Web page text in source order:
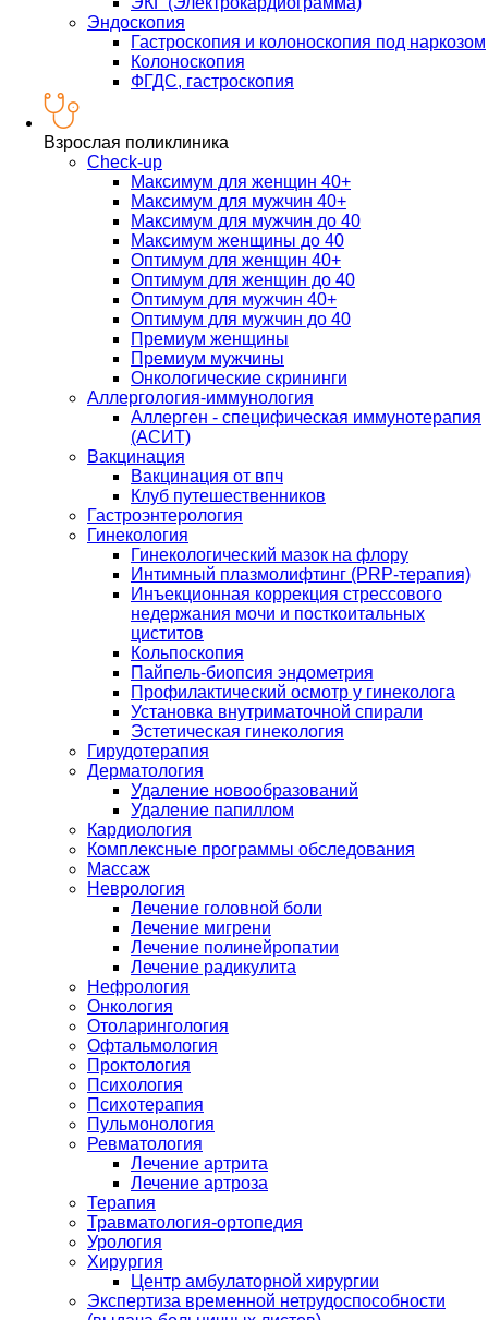
Эндоскопия
Гастроскопия и колоноскопия под наркозом
Колоноскопия
ФГДС, гастроскопия
Взрослая поликлиника
Check-up
Максимум для женщин 40+
Максимум для мужчин 40+
Максимум для мужчин до 40
Максимум женщины до 40
Оптимум для женщин 40+
Оптимум для женщин до 40
Оптимум для мужчин 40+
Оптимум для мужчин до 40
Премиум женщины
Премиум мужчины
Онкологические скрининги
Аллергология-иммунология
Аллерген - специфическая иммунотерапия
(АСИТ)
Вакцинация
Вакцинация от впч
Клуб путешественников
Гастроэнтерология
Гинекология
Гинекологический мазок на флору
Интимный плазмолифтинг (PRP-терапия)
Инъекционная коррекция стрессового
недержания мочи и посткоитальных
циститов
Кольпоскопия
Пайпель-биопсия эндометрия
Профилактический осмотр у гинеколога
Установка внутриматочной спирали
Эстетическая гинекология
Гирудотерапия
Дерматология
Удаление новообразований
Удаление папиллом
Кардиология
Комплексные программы обследования
Массаж
Неврология
Лечение головной боли
Лечение мигрени
Лечение полинейропатии
Лечение радикулита
Нефрология
Онкология
Отоларингология
Офтальмология
Проктология
Психология
Психотерапия
Пульмонология
Ревматология
Лечение артрита
Лечение артроза
Терапия
Травматология-ортопедия
Урология
Хирургия
Центр амбулаторной хирургии
Экспертиза временной нетрудоспособности